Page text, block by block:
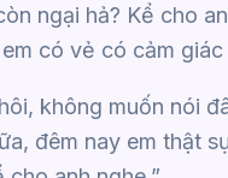
ngại hả? Kể cho
có vẻ có cảm giác
không muốn nói
đêm nay em thật